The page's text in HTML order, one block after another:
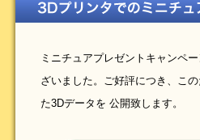
ミニチュアプレゼントキャンペ
ざいました。ご好評につき、こ
た3Dデータを 公開致します。